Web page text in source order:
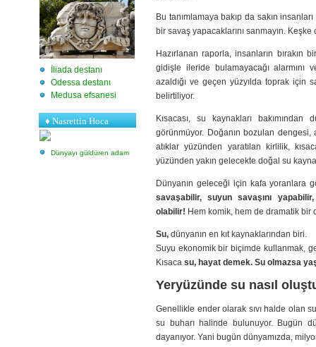
İliada destanı
Odessa destanı
Medusa efsanesi
♦ Nasrettin Hoca
Dünyayı güldüren adam
Bu tanımlamaya bakıp da sakın
bir savaş yapacaklarını sanmayın.
Hazırlanan raporla, insanların bırakın
gidişle ileride bulamayacağı alarmını
azaldığı ve geçen yüzyılda toprak için
belirtiliyor.
Kısacası, su kaynakları
görünmüyor. Doğanın bozulan
atıklar yüzünden yaratılan kirlilik,
yüzünden yakın gelecekte doğal su
Dünyanın geleceği için kafa yoranlara
savaşabilir, suyun savaşını
olabilir! Hem komik, hem de dramatik bir
Su, dünyanın en kıt kaynaklarından biri.
Suyu ekonomik bir biçimde kullanmak,
Kısaca su, hayat demek. Su olmazsa
Yeryüzünde su nasıl
Genellikle ender olarak sıvı halde olan
su buharı halinde bulunuyor. Bugün
dayanıyor. Yani bugün dünyamızda,